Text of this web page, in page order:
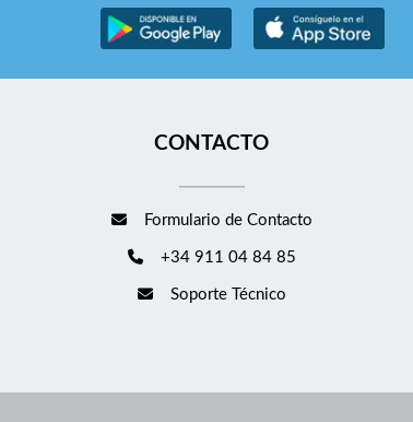
CONTACTO
Formulario de Contacto
+34 911 04 84 85
Soporte Técnico